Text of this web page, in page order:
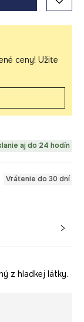
ceny! Užite
aj do 24 hodín
Vrátenie do 30 dní
z hladkej látky.